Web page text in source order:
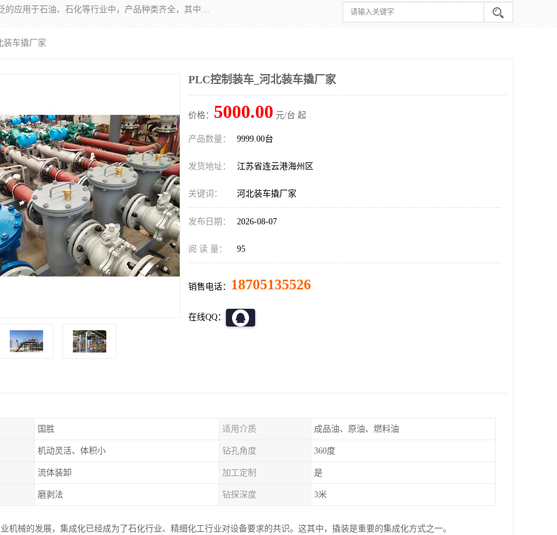
江苏国胜石化装备科技有限公司生产的产品广泛的应用于石油、石化等行业中，产品种类齐全，其中包括装卸鹤管、汽车鹤管、火车鹤管、装车鹤管、卸车鹤管、上装鹤管、下装鹤管、lng鹤管、发油鹤管、液氨鹤管、液化气鹤管等，我们生产的产品质量上乘，价格实惠，服务好，买鹤管就到国胜石化装备！
装车撬厂家
PLC控制装车_河北装车撬厂家
价格： 5000.00 元/台 起
产品数量： 9999.00台
发货地址： 江苏省连云港海州区
关键词： 河北装车撬厂家
发布日期： 2026-08-07
阅 读 量： 95
销售电话： 18705135526
在线QQ：
国胜 适用介质 成品油、原油、燃料油
机动灵活、体积小 钻孔角度 360度
流体装卸 加工定制 是
磨剥法 钻探深度 3米
机械的发展，集成化已经成为了石化行业、精细化工行业对设备要求的共识。这其中，撬装是重要的集成化方式之一。